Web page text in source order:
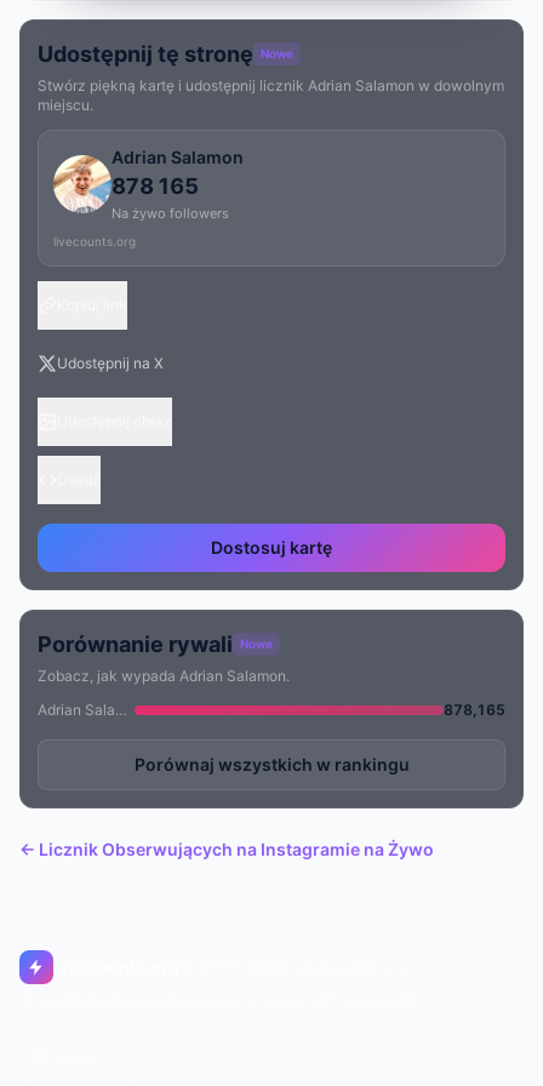
Udostępnij tę stronę Nowe
Stwórz piękną kartę i udostępnij licznik Adrian Salamon w dowolnym
miejscu.
Adrian Salamon
878 165
Na żywo followers
livecounts.org
Udostępnij na X
Dostosuj kartę
Porównanie rywali Nowe
Zobacz, jak wypada Adrian Salamon.
Adrian Salamon
878,165
Porównaj wszystkich w rankingu
← Licznik Obserwujących na Instagramie na Żywo